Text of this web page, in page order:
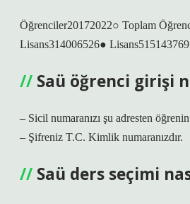
Öğrenciler20172022○ Toplam
Lisans314006526●
Saü öğrenci girişi
– Sicil numaranızı şu adresten
– Şifreniz T.C. Kimlik numaranızdır.
Saü ders seçimi